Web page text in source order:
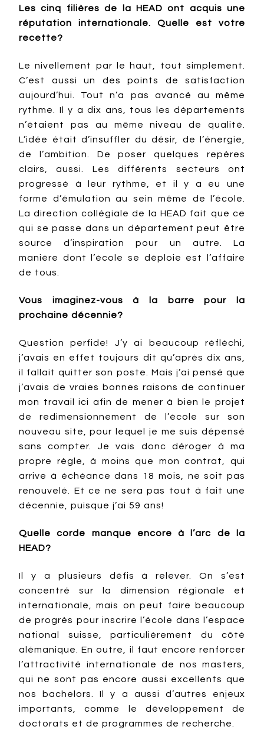
Les cinq filières de la HEAD ont acquis une
réputation internationale. Quelle est votre
recette?
Le nivellement par le haut, tout simplement.
C’est aussi un des points de satisfaction
aujourd’hui. Tout n’a pas avancé au même
rythme. Il y a dix ans, tous les départements
n’étaient pas au même niveau de qualité.
L’idée était d’insuffler du désir, de l’énergie,
de l’ambition. De poser quelques repères
clairs, aussi. Les différents secteurs ont
progressé à leur rythme, et il y a eu une
forme d’émulation au sein même de l’école.
La direction collégiale de la HEAD fait que ce
qui se passe dans un département peut être
source d’inspiration pour un autre. La
manière dont l’école se déploie est l’affaire
de tous.
Vous imaginez-vous à la barre pour la
prochaine décennie?
Question perfide! J’y ai beaucoup réfléchi,
j’avais en effet toujours dit qu’après dix ans,
il fallait quitter son poste. Mais j’ai pensé que
j’avais de vraies bonnes raisons de continuer
mon travail ici afin de mener à bien le projet
de redimensionnement de l’école sur son
nouveau site, pour lequel je me suis dépensé
sans compter. Je vais donc déroger à ma
propre règle, à moins que mon contrat, qui
arrive à échéance dans 18 mois, ne soit pas
renouvelé. Et ce ne sera pas tout à fait une
décennie, puisque j’ai 59 ans!
Quelle corde manque encore à l’arc de la
HEAD?
Il y a plusieurs défis à relever. On s’est
concentré sur la dimension régionale et
internationale, mais on peut faire beaucoup
de progrès pour inscrire l’école dans l’espace
national suisse, particulièrement du côté
alémanique. En outre, il faut encore renforcer
l’attractivité internationale de nos masters,
qui ne sont pas encore aussi excellents que
nos bachelors. Il y a aussi d’autres enjeux
importants, comme le développement de
doctorats et de programmes de recherche.